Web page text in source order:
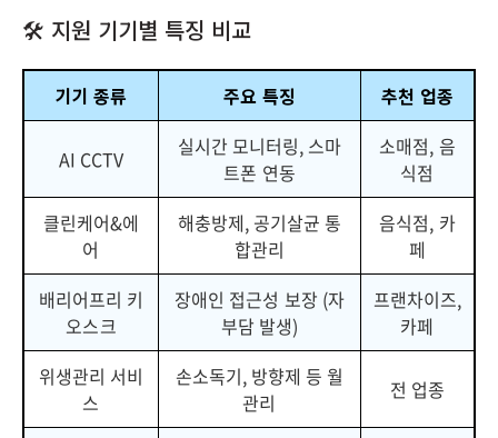
🛠️ 지원 기기별 특징 비교
기기 종류 주요 특징 추천 업종
AI CCTV
실시간 모니터링, 스마
트폰 연동
소매점, 음
식점
클린케어&에
어
해충방제, 공기살균 통
합관리
음식점, 카
페
배리어프리 키
오스크
장애인 접근성 보장 (자
부담 발생)
프랜차이즈,
카페
위생관리 서비
스
손소독기, 방향제 등 월
관리
전 업종